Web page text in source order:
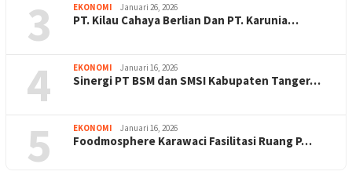
3 EKONOMI Januari 26, 2026
PT. Kilau Cahaya Berlian Dan PT. Karunia…
4 EKONOMI Januari 16, 2026
Sinergi PT BSM dan SMSI Kabupaten Tanger…
5 EKONOMI Januari 16, 2026
Foodmosphere Karawaci Fasilitasi Ruang P…